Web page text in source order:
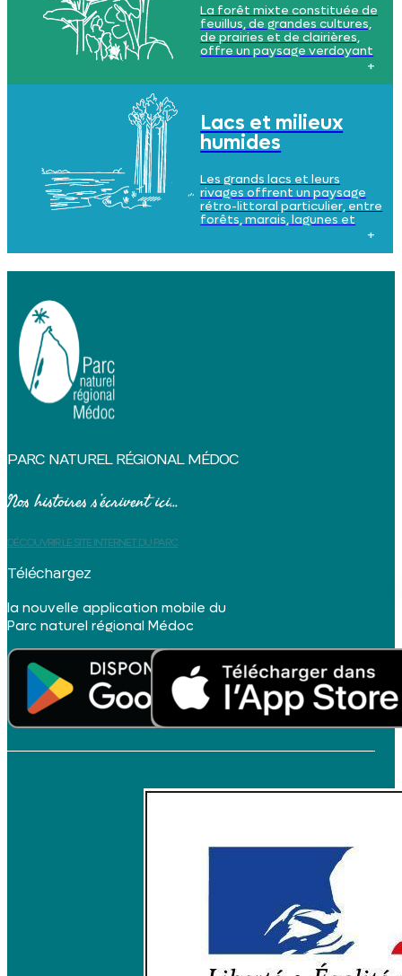
La forêt mixte constituée de
feuillus, de grandes cultures,
de prairies et de clairières,
offre un paysage verdoyant
et diversifié, où le sol de moins
s’approche de l’estuaire.
Lacs et milieux
humides
Les grands lacs et leurs
rivages offrent un paysage
rétro-littoral particulier, entre
forêts, marais, lagunes et
PARC NATUREL RÉGIONAL MÉDOC
Nos histoires s’écrivent ici...
DÉCOUVRIR LE SITE INTERNET DU PARC
Téléchargez
la nouvelle application mobile du
Parc naturel régional Médoc